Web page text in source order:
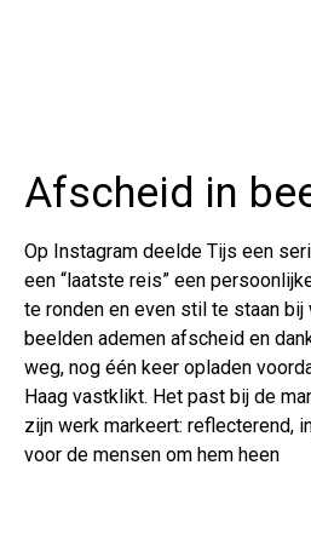
Afscheid in
Op Instagram deelde Tijs een
een “laatste reis” een
te ronden en even stil te staan bij
beelden ademen afscheid en
weg, nog één keer opladen
Haag vastklikt. Het past bij de
zijn werk markeert: reflecterend,
voor de mensen om hem heen